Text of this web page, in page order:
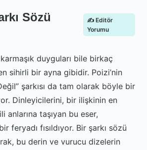
Sözü
✍️ Editör
Yorumu
duyguları bile birkaç
sihirli bir ayna gibidir. Poizi’nin
şarkısı da tam olarak böyle bir
Dinleyicilerini, bir ilişkinin en
anlarına taşıyan bu eser,
feryadı fısıldıyor. Bir şarkı sözü
bu derin ve vurucu dizelerin